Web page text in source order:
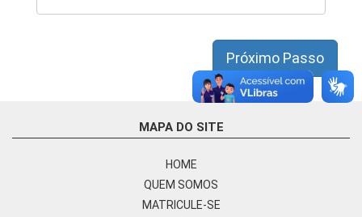
Próximo Passo
MAPA DO SITE
HOME
QUEM SOMOS
MATRICULE-SE